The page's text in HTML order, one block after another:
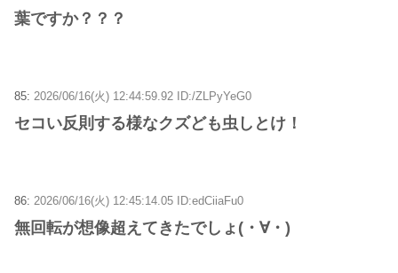
葉ですか？？？
85: 2026/06/16(火) 12:44:59.92 ID:/ZLPyYeG0
セコい反則する様なクズども虫しとけ！
86: 2026/06/16(火) 12:45:14.05 ID:edCiiaFu0
無回転が想像超えてきたでしょ(⁠・⁠∀⁠・⁠)